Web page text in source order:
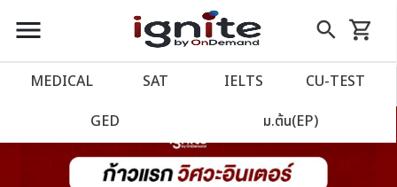
close
account_balance หน้าแรก
เว็บไซต์อิกไนท์
โปรโมชั่น
menu search
Skip
to
shopping_cart
รถเข็น
MEDICAL SAT IELTS CU‑TEST
GED ม.ต้น(EP)